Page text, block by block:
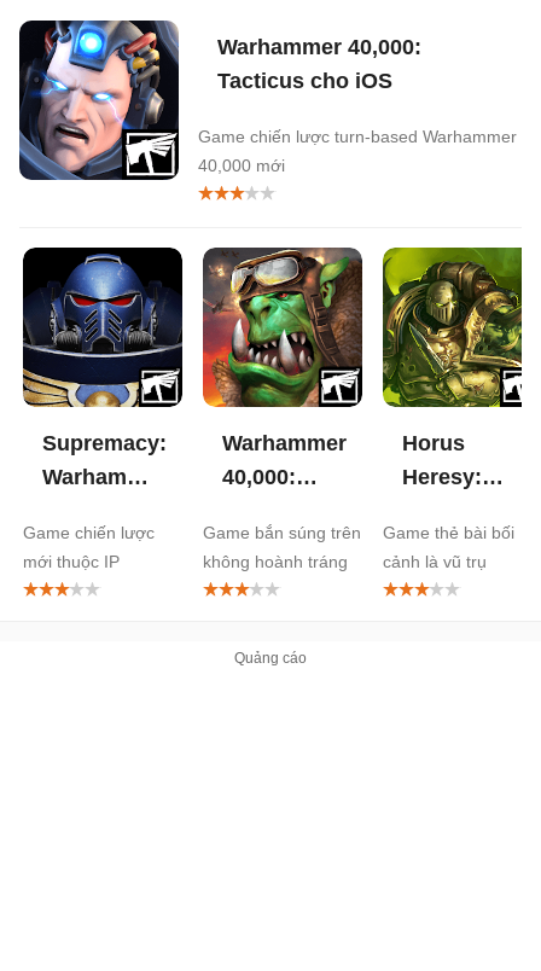
Warhammer 40,000:
Tacticus cho iOS
Game chiến lược turn-based Warhammer
40,000 mới
Supremacy:
Warhammer
iOS
Game chiến lược
mới thuộc IP
Warhammer 40,000
Warhammer
40,000:
Squadron
cho iOS
Game bắn súng trên
không hoành tráng
Horus
Heresy:
TCG cho
iOS
Game thẻ bài bối
cảnh là vũ trụ
Warhammer 40.000